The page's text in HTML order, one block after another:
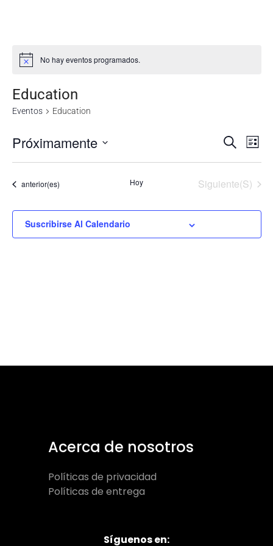
No hay eventos programados.
Education
Eventos Education
de
Buscar
Lista
Próximamente
Seleccionar
Eventos
anterior(es) Hoy Eventos
Siguiente(s)
Suscribirse Al Calendario
Acerca de nosotros
Políticas de privacidad
Políticas de entrega
Síguenos en: